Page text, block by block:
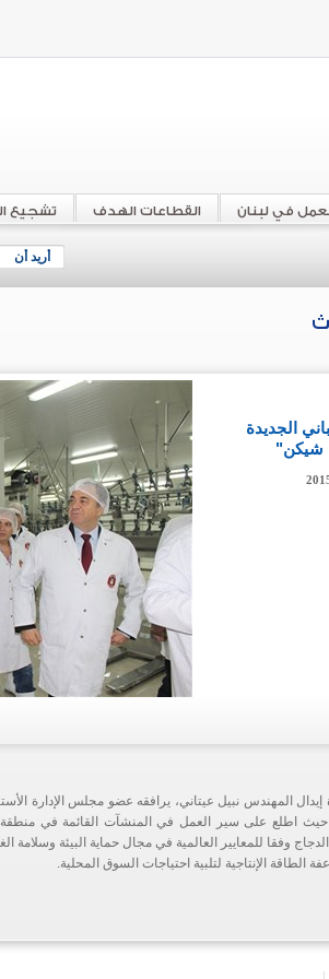
تشجيع القطاعات الهدف في لبنان
أريد أن
الجديدة
شيكن"
المهندس نبيل عيتاني، يرافقه عضو مجلس الإدارة
اطلع على سير العمل في المنشآت القائمة في منطقة
الطاقة الإنتاجية لتلبية احتياجات السوق المحلية.